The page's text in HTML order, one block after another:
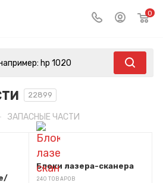
0
22899
ЗАПАСНЫЕ ЧАСТИ
Блоки лазера-сканера
240 ТОВАРОВ